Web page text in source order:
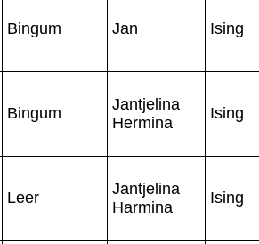
Bingum Jan Ising
Bingum
Jantjelina
Hermina
Ising
Leer
Jantjelina
Harmina
Ising